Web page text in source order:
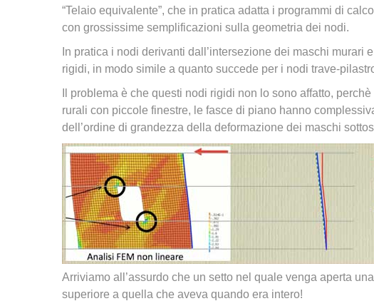
“Telaio equivalente”, che in pratica adatta i programmi di
con grossissime semplificazioni sulla geometria dei nodi.
In pratica i nodi derivanti dall’intersezione dei maschi
rigidi, in modo simile a quanto succede per i nodi trave-
Il problema è che questi nodi rigidi non lo sono affatto,
rurali con piccole finestre, le fasce di piano hanno
dell’ordine di grandezza della deformazione dei maschi
Arriviamo all’assurdo che un setto nel quale venga aperta
superiore a quella che aveva quando era intero!